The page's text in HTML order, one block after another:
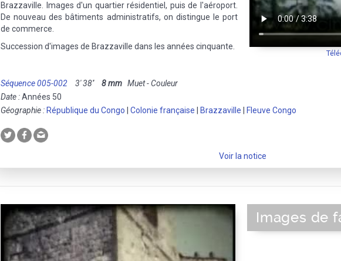
Brazzaville. Images d'un quartier résidentiel, puis de l'aéroport.
De nouveau des bâtiments administratifs, on distingue le port
de commerce.
Succession d'images de Brazzaville dans les années cinquante.
Séquence 005-002 3' 38'' 8 mm Muet - Couleur
Date :Années 50
Géographie : République du Congo Colonie française Brazzaville Fleuve Congo
Voir la notice
Images de